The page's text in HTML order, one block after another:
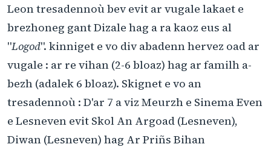
Leon tresadennoù bev evit ar vugale lakaet e
brezhoneg gant Dizale hag a ra kaoz eus al
"Logod". kinniget e vo div abadenn hervez oad ar
vugale : ar re vihan (2-6 bloaz) hag ar familh a-
bezh (adalek 6 bloaz). Skignet e vo an
tresadennoù : D'ar 7 a viz Meurzh e Sinema Even
e Lesneven evit Skol An Argoad (Lesneven),
Diwan (Lesneven) hag Ar Priñs Bihan